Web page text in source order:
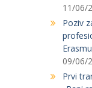
11/06/
Poziv
09/06/
Prvi